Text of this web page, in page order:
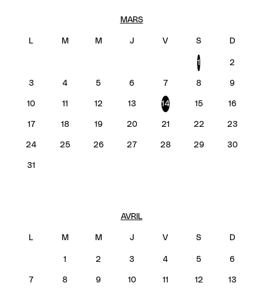
MARS
1 2
3 4 5 6 7 8 9
10 11 12 13 14 15 16
17 18 19 20 21 22 23
24 25 26 27 28 29 30
31
AVRIL
1 2 3 4 5 6
7 8 9 10 11 12 13